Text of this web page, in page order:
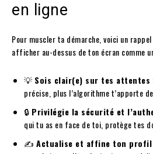
en ligne
Pour muscler ta démarche, voici un
afficher au-dessus de ton écran comme
💡 Sois clair(e) sur tes attentes
précise, plus l’algorithme t’apporte
🔒 Privilégie la sécurité et
qui tu as en face de toi, protège tes
✍️ Actualise et affine ton profil